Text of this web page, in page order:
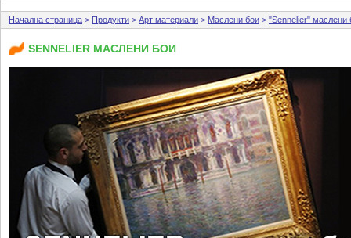
Начална страница > Продукти > Арт материали > Маслени бои > "Sennelier" маслени
SENNELIER МАСЛЕНИ БОИ